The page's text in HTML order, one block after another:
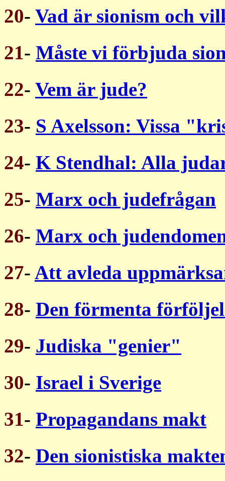
20- Vad är sionism och
21- Måste vi förbjuda
22- Vem är jude?
23- S Axelsson: Vissa
24- K Stendhal: Alla
25- Marx och judefrågan
26- Marx och
27- Att avleda
28- Den förmenta
29- Judiska "genier"
30- Israel i Sverige
31- Propagandans makt
32- Den sionistiska